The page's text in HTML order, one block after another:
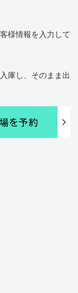
様情報を入力して
庫し、そのまま出